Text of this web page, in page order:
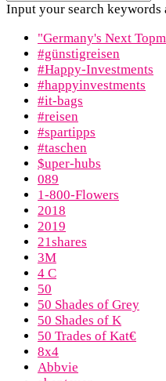
Input your search keywords
"Germany's Next
#günstigreisen
#Happy-Investments
#happyinvestments
#it-bags
#reisen
#spartipps
#taschen
$uper-hubs
089
1-800-Flowers
2018
2019
21shares
3M
4 C
50
50 Shades of Grey
50 Shades of K
50 Trades of Kat€
8x4
Abbvie